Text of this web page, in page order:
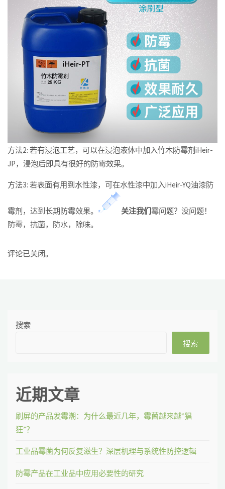
方法2: 若有浸泡工艺，可以在浸泡液体中加入竹木防霉剂iHeir-
JP，浸泡后即具有很好的防霉效果。
方法3: 若表面有用到水性漆，可在水性漆中加入iHeir-YQ油漆防
霉剂，达到长期防霉效果。 关注我们霉问题？没问题！
防霉，抗菌，防水，除味。
评论已关闭。
搜索
搜索
近期文章
刷屏的产品发霉潮：为什么最近几年，霉菌越来越“猖
狂”？
工业品霉菌为何反复滋生？深层机理与系统性防控逻辑
防霉产品在工业品中应用必要性的研究